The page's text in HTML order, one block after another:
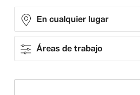
En cualquier lugar
Áreas de trabajo